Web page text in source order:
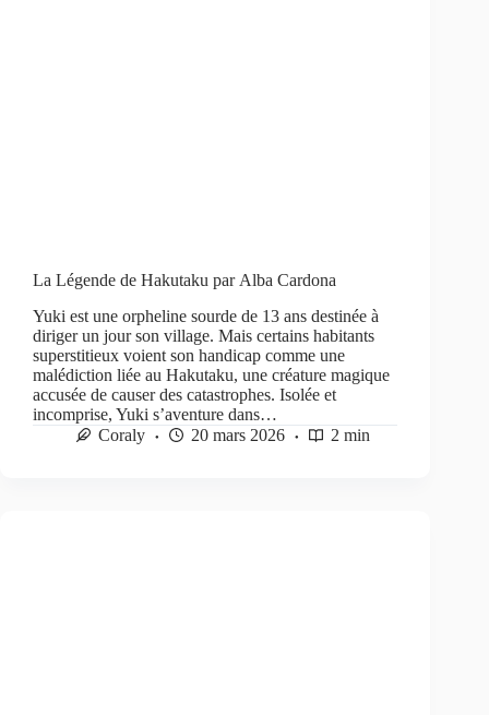
La Légende de Hakutaku par Alba Cardona
Yuki est une orpheline sourde de 13 ans destinée à
diriger un jour son village. Mais certains habitants
superstitieux voient son handicap comme une
malédiction liée au Hakutaku, une créature magique
accusée de causer des catastrophes. Isolée et
incomprise, Yuki s’aventure dans…
Coraly
20 mars 2026 2 min